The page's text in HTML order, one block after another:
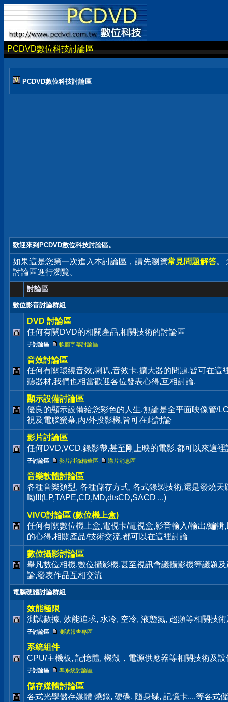
PCDVD數位科技討論區
PCDVD數位科技討論區
歡迎來到PCDVD數位科技討論區。
如果這是您第一次進入本討論區，請先瀏覽常見問題解答。
討論區進行瀏覽。
討論區
數位影音討論群組
DVD 討論區
任何有關DVD的相關產品,相關技術的討論區
子討論區: 軟體字幕討論區
音效討論區
任何有關環繞音效,喇叭,音效卡,擴大器的問題,皆可在這
聽器材,我們也相當歡迎各位發表心得,互相討論.
顯示設備討論區
優良的顯示設備給您彩色的人生,無論是全平面映像管/
視及電腦螢幕,內/外投影機,皆可在此討論
影片討論區
任何DVD,VCD,錄影帶,甚至剛上映的電影,都可以來這裡
子討論區: 影片討論精華區 購片消息區
音樂軟體討論區
各種音樂類型, 各種儲存方式, 各式錄製技術,還是發燒
呦!!!(LP,TAPE,CD,MD,dtsCD,SACD ...)
VIVO討論區 (數位機上盒)
任何有關數位機上盒,電視卡/電視盒,影音輸入/輸出/編輯
的心得,相關產品/技術交流,都可以在這裡討論
數位攝影討論區
舉凡數位相機,數位攝影機,甚至視訊會議攝影機等議題
論,發表作品互相交流
電腦硬體討論群組
效能極限
測試數據, 效能追求, 水冷, 空冷, 液態氮, 超頻等相關技
子討論區: 測試報告專區
系統組件
CPU/主機板, 記憶體, 機殼，電源供應器等相關技術及
子討論區: 準系統討論區
儲存媒體討論區
各式光學儲存媒體 燒錄, 硬碟, 隨身碟, 記憶卡....等各式